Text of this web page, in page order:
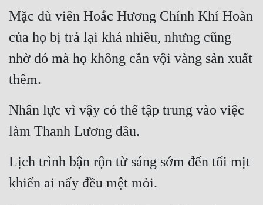
Mặc dù viên Hoắc Hương Chính Khí Hoàn
của họ bị trả lại khá nhiều, nhưng cũng
nhờ đó mà họ không cần vội vàng sản xuất
thêm.
Nhân lực vì vậy có thể tập trung vào việc
làm Thanh Lương dầu.
Lịch trình bận rộn từ sáng sớm đến tối mịt
khiến ai nấy đều mệt mỏi.